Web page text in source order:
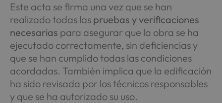
Este acta se firma una vez que se han
realizado todas las pruebas y verificaciones
necesarias para asegurar que la obra se ha
ejecutado correctamente, sin deficiencias y
que se han cumplido todas las condiciones
acordadas. También implica que la edificación
ha sido revisada por los técnicos responsables
y que se ha autorizado su uso.